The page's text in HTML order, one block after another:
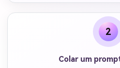
2
Colar um